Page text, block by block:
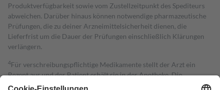
Produktverfügbarkeit sowie vom Zustellzeitpunkt des Spediteurs
abweichen. Darüber hinaus können notwendige pharmazeutische
Prüfungen, die zu deiner Arzneimittelsicherheit dienen, die
Lieferfrist um die Dauer der Prüfungen einschließlich Klärungen
verlängern.
4Für verschreibungspflichtige Medikamente stellt der Arzt ein
Rezept aus und der Patient erhält sie in der Apotheke. Die
gesetzliche Krankenversicherung übernimmt in der Regel die